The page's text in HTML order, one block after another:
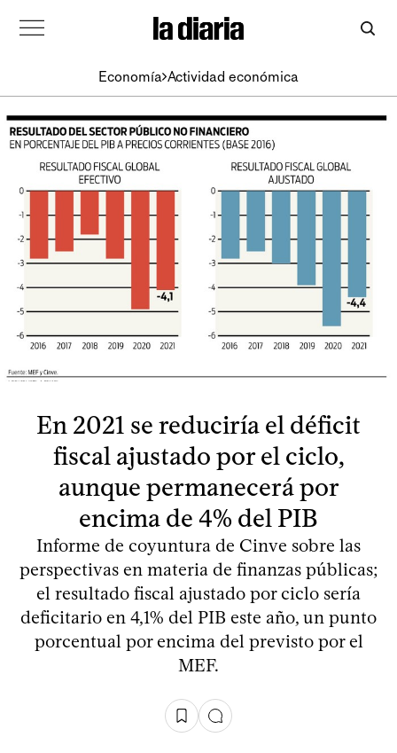
Economía Actividad económica
En 2021 se reduciría el déficit
fiscal ajustado por el ciclo,
aunque permanecerá por
encima de 4% del PIB
Informe de coyuntura de Cinve sobre las
perspectivas en materia de finanzas públicas;
el resultado fiscal ajustado por ciclo sería
deficitario en 4,1% del PIB este año, un punto
porcentual por encima del previsto por el
MEF.